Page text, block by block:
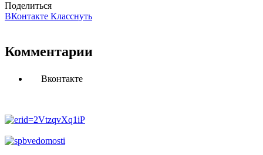
Поделиться
ВКонтакте Класснуть
Комментарии
Вконтакте